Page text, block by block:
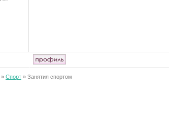
» Спорт » Занятия спортом